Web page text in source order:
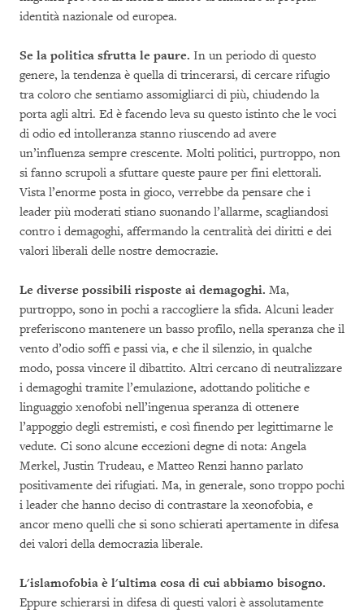
identità nazionale od europea.
Se la politica sfrutta le paure. In un periodo di questo
genere, la tendenza è quella di trincerarsi, di cercare rifugio
tra coloro che sentiamo assomigliarci di più, chiudendo la
porta agli altri. Ed è facendo leva su questo istinto che le voci
di odio ed intolleranza stanno riuscendo ad avere
un’influenza sempre crescente. Molti politici, purtroppo, non
si fanno scrupoli a sfuttare queste paure per fini elettorali.
Vista l’enorme posta in gioco, verrebbe da pensare che i
leader più moderati stiano suonando l’allarme, scagliandosi
contro i demagoghi, affermando la centralità dei diritti e dei
valori liberali delle nostre democrazie.
Le diverse possibili risposte ai demagoghi. Ma,
purtroppo, sono in pochi a raccogliere la sfida. Alcuni leader
preferiscono mantenere un basso profilo, nella speranza che il
vento d’odio soffi e passi via, e che il silenzio, in qualche
modo, possa vincere il dibattito. Altri cercano di neutralizzare
i demagoghi tramite l’emulazione, adottando politiche e
linguaggio xenofobi nell’ingenua speranza di ottenere
l’appoggio degli estremisti, e così finendo per legittimarne le
vedute. Ci sono alcune eccezioni degne di nota: Angela
Merkel, Justin Trudeau, e Matteo Renzi hanno parlato
positivamente dei rifugiati. Ma, in generale, sono troppo pochi
i leader che hanno deciso di contrastare la xeonofobia, e
ancor meno quelli che si sono schierati apertamente in difesa
dei valori della democrazia liberale.
L'islamofobia è l'ultima cosa di cui abbiamo bisogno.
Eppure schierarsi in difesa di questi valori è assolutamente